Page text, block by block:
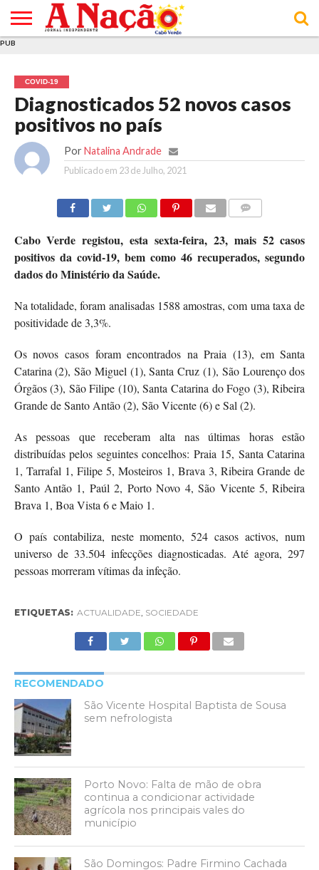
E DE
COOKIES
DE
UTILIZAÇÃO
PUB
COVID-19
Diagnosticados 52 novos casos
positivos no país
Por Natalina Andrade
Publicado em 23 de Julho, 2021
Cabo Verde registou, esta sexta-feira, 23, mais 52 casos
positivos da covid-19, bem como 46 recuperados, segundo
dados do Ministério da Saúde.
Na totalidade, foram analisadas 1588 amostras, com uma taxa de
positividade de 3,3%.
Os novos casos foram encontrados na Praia (13), em Santa
Catarina (2), São Miguel (1), Santa Cruz (1), São Lourenço dos
Órgãos (3), São Filipe (10), Santa Catarina do Fogo (3), Ribeira
Grande de Santo Antão (2), São Vicente (6) e Sal (2).
As pessoas que receberam alta nas últimas horas estão
distribuídas pelos seguintes concelhos: Praia 15, Santa Catarina
1, Tarrafal 1, Filipe 5, Mosteiros 1, Brava 3, Ribeira Grande de
Santo Antão 1, Paúl 2, Porto Novo 4, São Vicente 5, Ribeira
Brava 1, Boa Vista 6 e Maio 1.
O país contabiliza, neste momento, 524 casos activos, num
universo de 33.504 infecções diagnosticadas. Até agora, 297
pessoas morreram vítimas da infeção.
ETIQUETAS: ACTUALIDADE, SOCIEDADE
RECOMENDADO
São Vicente Hospital Baptista de Sousa
sem nefrologista
Porto Novo: Falta de mão de obra
continua a condicionar actividade
agrícola nos principais vales do
município
São Domingos: Padre Firmino Cachada